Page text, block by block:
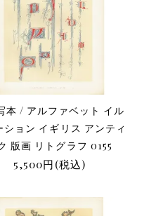
本 / アルファベット イル
ション イギリス アンティ
版画 リトグラフ 0155
5,500円(税込)